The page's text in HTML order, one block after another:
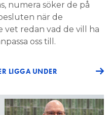
numera söker de på
när de
vet redan vad de vill ha
oss till.
LIGGA UNDER